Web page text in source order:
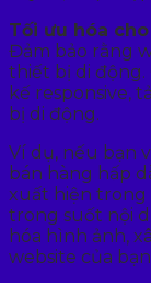
Tối ưu hóa
Đảm bảo rằng
thiết bị di động.
kế responsive,
bị di động.
Ví dụ, nếu bạn
bán hàng hấp
xuất hiện trong
trong suốt nội
hóa hình ảnh,
website của